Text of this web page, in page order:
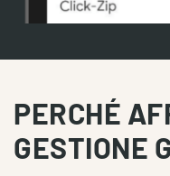
PERCHÉ
GESTIONE